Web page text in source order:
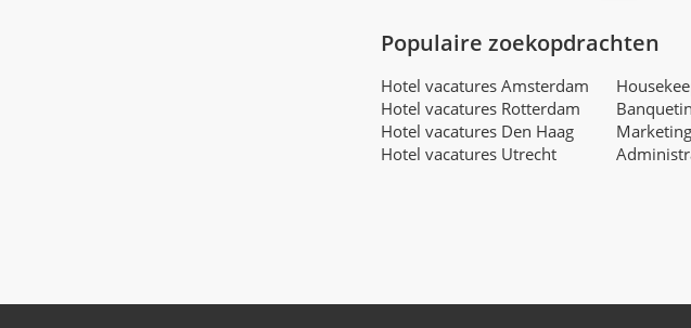
Populaire zoekopdrachten
Hotel vacatures Amsterdam
Hotel vacatures Rotterdam
Hotel vacatures Den Haag
Hotel vacatures Utrecht
Marketing